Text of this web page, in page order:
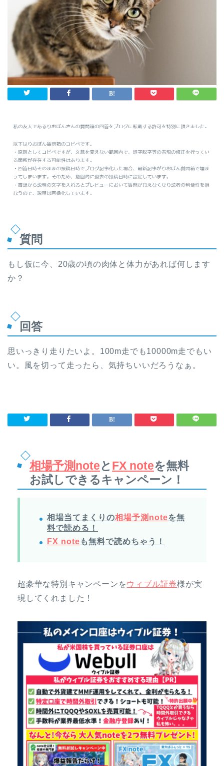
質問
もし仮に今、20歳の頃の肉体と体力があれば何します
か？
回答
思いっきり走りたいよ。100m走でも10000m走でもい
い。風を切って走ったら、気持ちいいだろうなぁ。
相場予測noteとFX noteを無料
お試しできるキャンペーン！
相場当てまくりの相場予測noteを無
料で読める！
FX note も無料で読めちゃう！
超豪華な特別キャンペーンを ウィブル証券様が実
現してくれました！